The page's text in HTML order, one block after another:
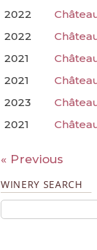
2022
2022
2021
2021
2023
2021
« Previous
WINERY SEARCH